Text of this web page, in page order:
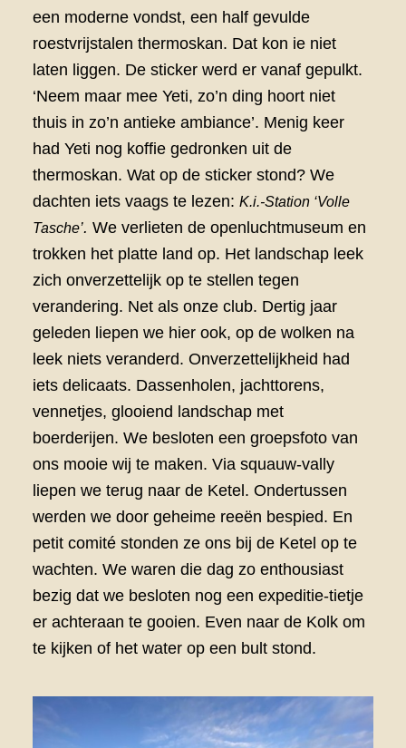
een moderne vondst, een half gevulde
roestvrijstalen thermoskan. Dat kon ie niet
laten liggen. De sticker werd er vanaf gepulkt.
‘Neem maar mee Yeti, zo’n ding hoort niet
thuis in zo’n antieke ambiance’. Menig keer
had Yeti nog koffie gedronken uit de
thermoskan. Wat op de sticker stond? We
dachten iets vaags te lezen: K.i.-Station ‘Volle
Tasche’. We verlieten de openluchtmuseum en
trokken het platte land op. Het landschap leek
zich onverzettelijk op te stellen tegen
verandering. Net als onze club. Dertig jaar
geleden liepen we hier ook, op de wolken na
leek niets veranderd. Onverzettelijkheid had
iets delicaats. Dassenholen, jachttorens,
vennetjes, glooiend landschap met
boerderijen. We besloten een groepsfoto van
ons mooie wij te maken. Via squauw-vally
liepen we terug naar de Ketel. Ondertussen
werden we door geheime reeën bespied. En
petit comité stonden ze ons bij de Ketel op te
wachten. We waren die dag zo enthousiast
bezig dat we besloten nog een expeditie-tietje
er achteraan te gooien. Even naar de Kolk om
te kijken of het water op een bult stond.